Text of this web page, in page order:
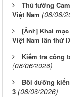
Thủ tướng
Việt Nam (08/06/
[Ảnh] Khai
Việt Nam lần thứ
Kiểm tra công
(08/06/2026)
Bồi dưỡng
3 (08/06/2026)